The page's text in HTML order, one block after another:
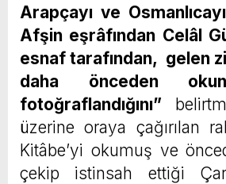
Arapçayı ve
Afşin eşrâfından Celâl
esnaf tarafından, gelen
daha önceden
fotoğraflandığını”
üzerine oraya çağırılan
Kitâbe’yi okumuş ve
çekip istinsah ettiği